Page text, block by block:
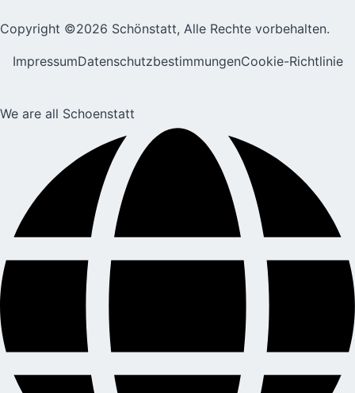
Copyright ©2026 Schönstatt, Alle Rechte vorbehalten.
ImpressumDatenschutzbestimmungenCookie-Richtlinie
We are all Schoenstatt